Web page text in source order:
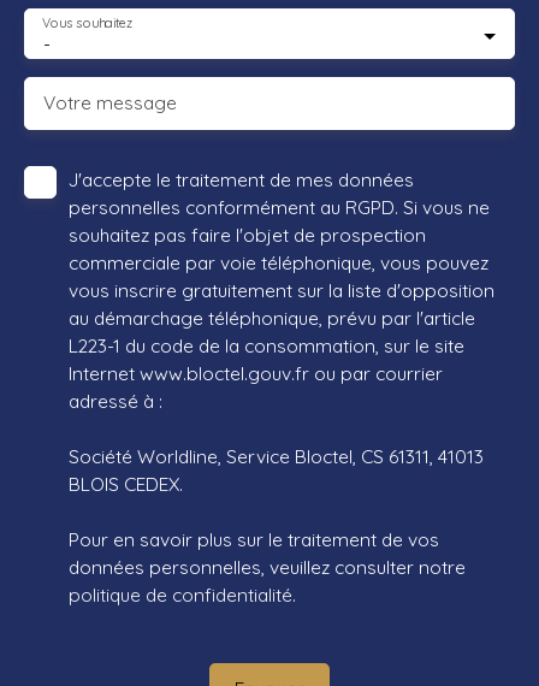
-
Vous souhaitez
Votre message
J'accepte le traitement de mes données
personnelles conformément au RGPD. Si vous ne
souhaitez pas faire l'objet de prospection
commerciale par voie téléphonique, vous pouvez
vous inscrire gratuitement sur la liste d'opposition
au démarchage téléphonique, prévu par l'article
L223-1 du code de la consommation, sur le site
Internet www.bloctel.gouv.fr ou par courrier
adressé à :
Société Worldline, Service Bloctel, CS 61311, 41013
BLOIS CEDEX.
Pour en savoir plus sur le traitement de vos
données personnelles, veuillez consulter notre
politique de confidentialité.